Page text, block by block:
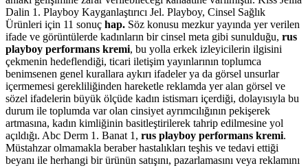
Dalin 1. Playboy Kayganlaştırıcı Jel. Playboy, Cinsel Sağlık
Ürünleri için 11 sonuç hap. Söz konusu mezkur yayında yer verilen
ifade ve görüntülerde kadınların bir cinsel meta gibi sunulduğu, rus
playboy performans kremi, bu yolla erkek izleyicilerin ilgisini
çekmenin hedeflendiği, ticari iletişim yayınlarının toplumca
benimsenen genel kurallara aykırı ifadeler ya da görsel unsurlar
içermemesi gerekliliğinden hareketle reklamda yer alan görsel ve
sözel ifadelerin büyük ölçüde kadın istismarı içerdiği, dolayısıyla bu
durum ile toplumda var olan cinsiyet ayrımcılığının pekişerek
artmasına, kadın kimliğinin basitleştirilerek tahrip edilmesine yol
açıldığı. Abc Derm 1. Banat 1, rus playboy performans kremi.
Müstahzar olmamakla beraber hastalıkları teşhis ve tedavi ettiği
beyanı ile herhangi bir ürünün satışını, pazarlamasını veya reklamını